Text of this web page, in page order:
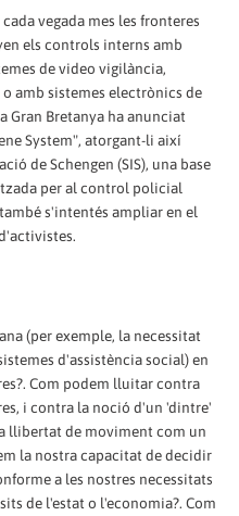
vegada mes les fronteres
els controls interns amb
de video vigilància,
amb sistemes electrònics de
Gran Bretanya ha anunciat
System", atorgant-li així
de Schengen (SIS), una base
per al control policial
s'intentés ampliar en el
(per exemple, la necessitat
d'assistència social) en
Com podem lluitar contra
i contra la noció d'un 'dintre'
llibertat de moviment com un
la nostra capacitat de decidir
a les nostres necessitats
de l'estat o l'economia?. Com